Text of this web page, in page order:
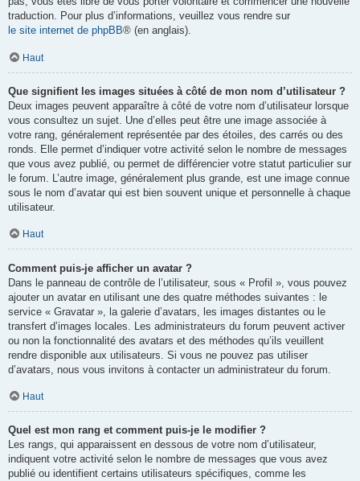
traduction. Pour plus d’informations, veuillez vous rendre sur
le site internet de phpBB® (en anglais).
Haut
Que signifient les images situées à côté de mon nom d’utilisateur ?
Deux images peuvent apparaître à côté de votre nom d’utilisateur lorsque
vous consultez un sujet. Une d’elles peut être une image associée à
votre rang, généralement représentée par des étoiles, des carrés ou des
ronds. Elle permet d’indiquer votre activité selon le nombre de messages
que vous avez publié, ou permet de différencier votre statut particulier sur
le forum. L’autre image, généralement plus grande, est une image connue
sous le nom d’avatar qui est bien souvent unique et personnelle à chaque
utilisateur.
Haut
Comment puis-je afficher un avatar ?
Dans le panneau de contrôle de l’utilisateur, sous « Profil », vous pouvez
ajouter un avatar en utilisant une des quatre méthodes suivantes : le
service « Gravatar », la galerie d’avatars, les images distantes ou le
transfert d’images locales. Les administrateurs du forum peuvent activer
ou non la fonctionnalité des avatars et des méthodes qu’ils veuillent
rendre disponible aux utilisateurs. Si vous ne pouvez pas utiliser
d’avatars, nous vous invitons à contacter un administrateur du forum.
Haut
Quel est mon rang et comment puis-je le modifier ?
Les rangs, qui apparaissent en dessous de votre nom d’utilisateur,
indiquent votre activité selon le nombre de messages que vous avez
publié ou identifient certains utilisateurs spécifiques, comme les